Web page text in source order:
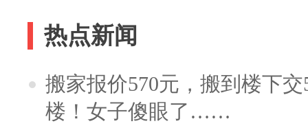
热点新闻
搬家报价570元，搬到楼下
楼！女子傻眼了……